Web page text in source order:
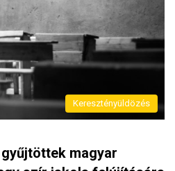
Keresztényüldözés
magyar